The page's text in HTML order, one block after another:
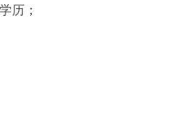
历；